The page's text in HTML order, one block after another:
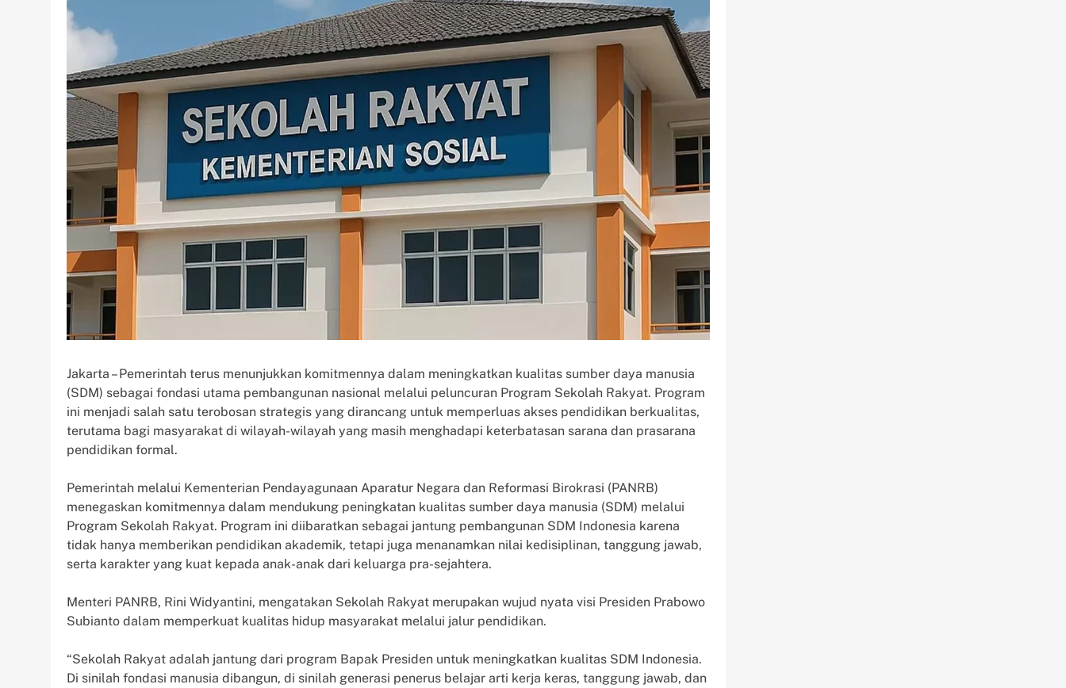
Jakarta – Pemerintah terus menunjukkan komitmennya dalam meningkatkan kualitas sumber daya manusia
(SDM) sebagai fondasi utama pembangunan nasional melalui peluncuran Program Sekolah Rakyat. Program
ini menjadi salah satu terobosan strategis yang dirancang untuk memperluas akses pendidikan berkualitas,
terutama bagi masyarakat di wilayah-wilayah yang masih menghadapi keterbatasan sarana dan prasarana
pendidikan formal.
Pemerintah melalui Kementerian Pendayagunaan Aparatur Negara dan Reformasi Birokrasi (PANRB)
menegaskan komitmennya dalam mendukung peningkatan kualitas sumber daya manusia (SDM) melalui
Program Sekolah Rakyat. Program ini diibaratkan sebagai jantung pembangunan SDM Indonesia karena
tidak hanya memberikan pendidikan akademik, tetapi juga menanamkan nilai kedisiplinan, tanggung jawab,
serta karakter yang kuat kepada anak-anak dari keluarga pra-sejahtera.
Menteri PANRB, Rini Widyantini, mengatakan Sekolah Rakyat merupakan wujud nyata visi Presiden Prabowo
Subianto dalam memperkuat kualitas hidup masyarakat melalui jalur pendidikan.
“Sekolah Rakyat adalah jantung dari program Bapak Presiden untuk meningkatkan kualitas SDM Indonesia.
Di sinilah fondasi manusia dibangun, di sinilah generasi penerus belajar arti kerja keras, tanggung jawab, dan